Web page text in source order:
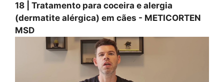
18 | Tratamento para coceira e alergia
(dermatite alérgica) em cães - METICORTEN
MSD